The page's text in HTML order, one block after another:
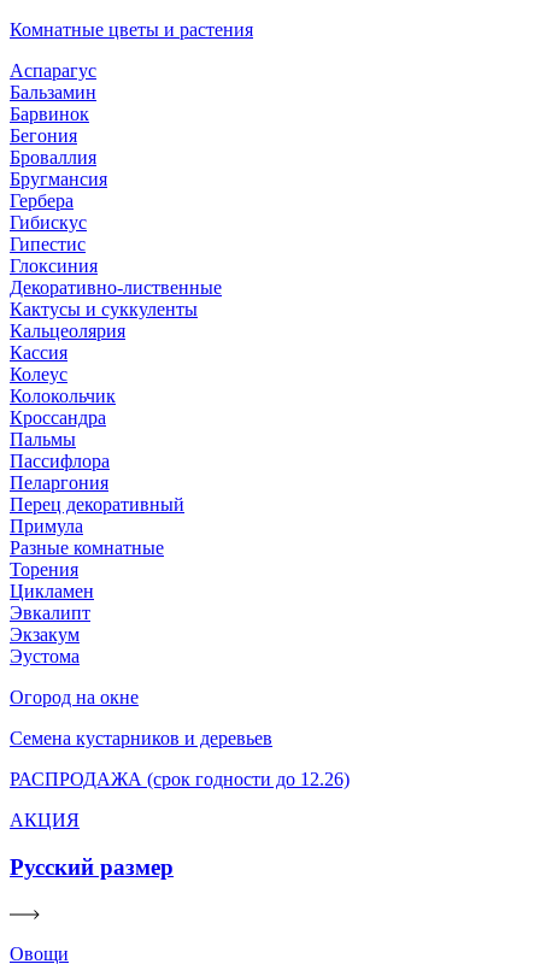
Комнатные цветы и растения
Аспарагус
Бальзамин
Барвинок
Бегония
Броваллия
Бругмансия
Гербера
Гибискус
Гипестис
Глоксиния
Декоративно-лиственные
Кактусы и суккуленты
Кальцеолярия
Кассия
Колеус
Колокольчик
Кроссандра
Пальмы
Пассифлора
Пеларгония
Перец декоративный
Примула
Разные комнатные
Торения
Цикламен
Эвкалипт
Экзакум
Эустома
Огород на окне
Семена кустарников и деревьев
РАСПРОДАЖА (срок годности до 12.26)
АКЦИЯ
Русский размер
Овощи